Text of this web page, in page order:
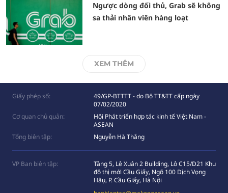
Ngược dòng đối thủ, Grab sẽ không
sa thải nhân viên hàng loạt
XEM THÊM
Giấy phép số:
49/GP-BTTTT - do Bộ TT&TT cấp ngày
07/02/2020
Cơ quan chủ quản:
Hội Phát triển hợp tác kinh tế Việt Nam -
ASEAN
Tổng biên tập:
Nguyễn Hà Thắng
VP Ban biên tập:
Tầng 5, Lê Xuân 2 Building, Lô C15/D21 Khu
đô thị mới Cầu Giấy, Ngõ 100 Dịch Vọng
Hâụ, P. Cầu Giấy, Hà Nội